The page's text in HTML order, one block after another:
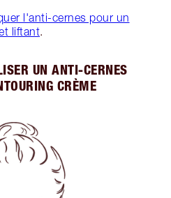
l'anti-cernes pour un
liftant.
UN ANTI-CERNES
CRÈME